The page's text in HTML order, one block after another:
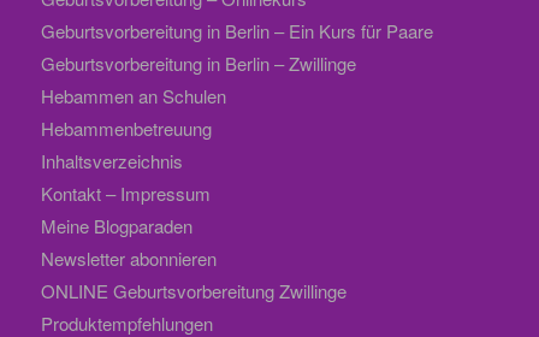
Geburtsvorbereitung in Berlin – Ein Kurs für Paare
Geburtsvorbereitung in Berlin – Zwillinge
Hebammen an Schulen
Hebammenbetreuung
Inhaltsverzeichnis
Kontakt – Impressum
Meine Blogparaden
Newsletter abonnieren
ONLINE Geburtsvorbereitung Zwillinge
Produktempfehlungen